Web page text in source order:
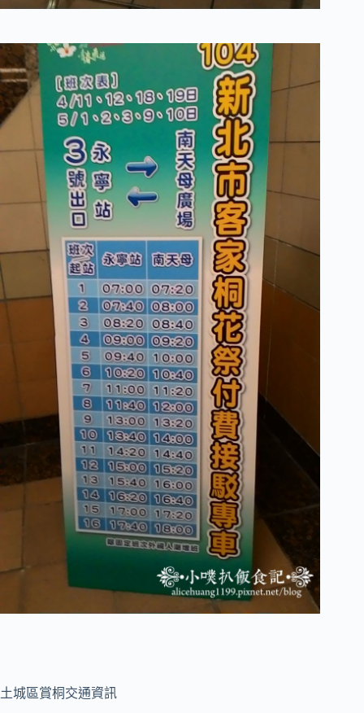
土城區賞桐交通資訊